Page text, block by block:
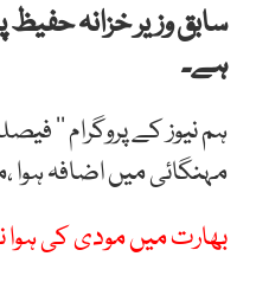
سابق وزیر خزانہ
ہے۔
مہنگائی میں اضافہ
بھارت میں مودی کی